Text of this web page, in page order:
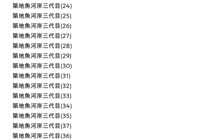
築地魚河岸三代目(24)
築地魚河岸三代目(25)
築地魚河岸三代目(26)
築地魚河岸三代目(27)
築地魚河岸三代目(28)
築地魚河岸三代目(29)
築地魚河岸三代目(30)
築地魚河岸三代目(31)
築地魚河岸三代目(32)
築地魚河岸三代目(33)
築地魚河岸三代目(34)
築地魚河岸三代目(35)
築地魚河岸三代目(37)
築地魚河岸三代目(36)